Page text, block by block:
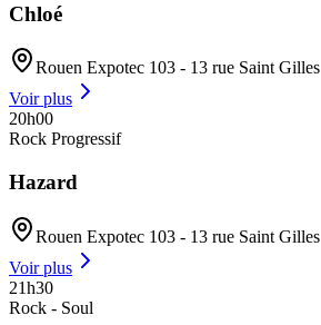
Chloé
Rouen Expotec 103 - 13 rue Saint Gilles
Voir plus
20h00
Rock Progressif
Hazard
Rouen Expotec 103 - 13 rue Saint Gilles
Voir plus
21h30
Rock - Soul